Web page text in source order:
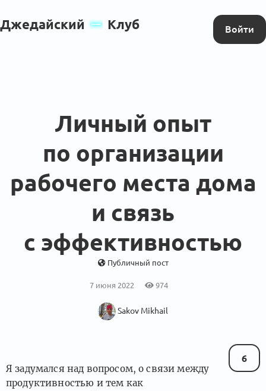
Джедайский Клуб Войти
Личный опыт
по организации
рабочего места дома
и связь
с эффективностью
Публичный пост
7 июня 2022 974
Sakov Mikhail
6
Я задумался над вопросом, о связи между
продуктивностью и тем как